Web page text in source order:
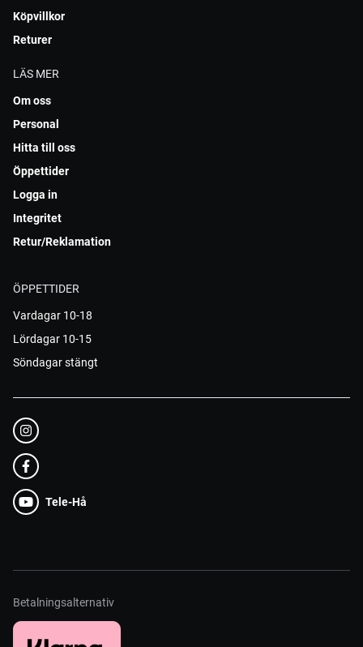
Köpvillkor
Returer
LÄS MER
Om oss
Personal
Hitta till oss
Öppettider
Logga in
Integritet
Retur/Reklamation
ÖPPETTIDER
Vardagar 10-18
Lördagar 10-15
Söndagar stängt
Tele-Hå
Betalningsalternativ